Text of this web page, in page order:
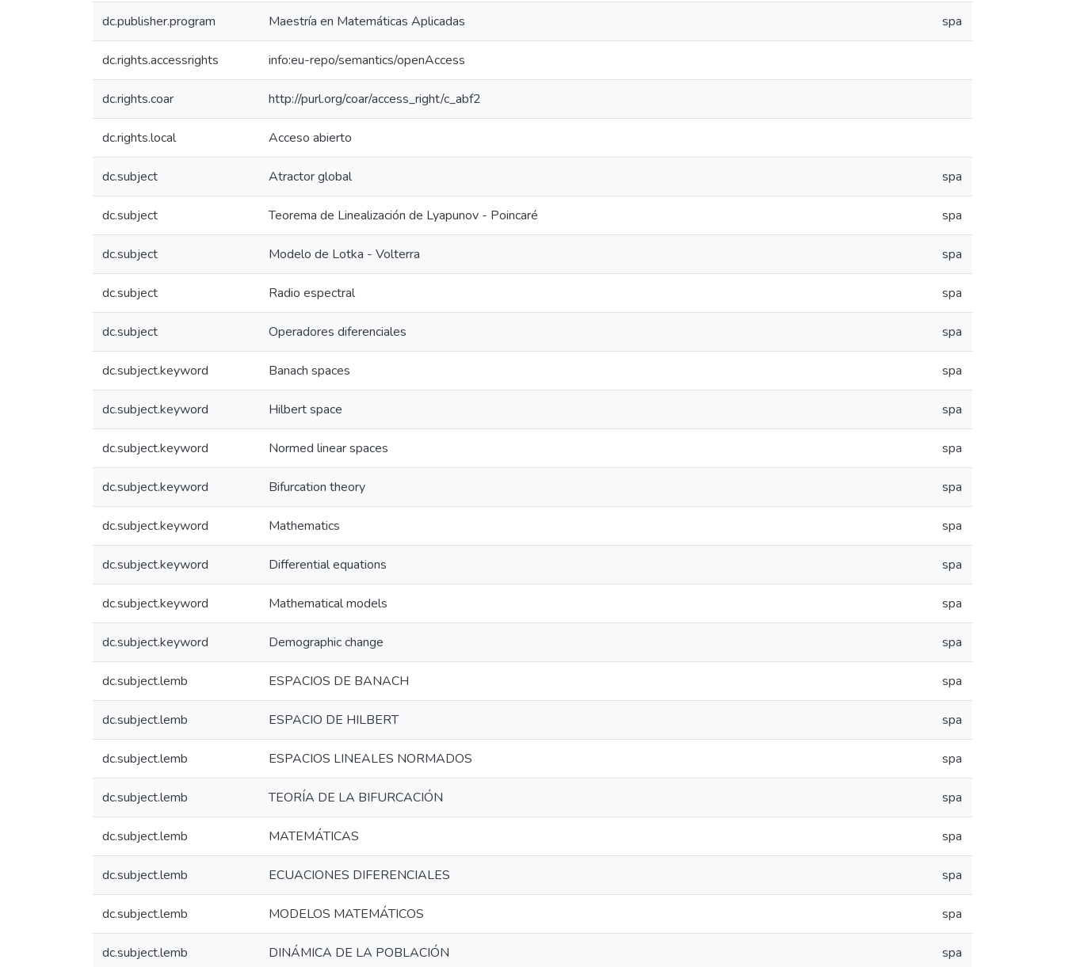
dc.publisher.program Maestría en Matemáticas Aplicadas spa
dc.rights.accessrights info:eu-repo/semantics/openAccess
dc.rights.coar http://purl.org/coar/access_right/c_abf2
dc.rights.local Acceso abierto
dc.subject Atractor global spa
dc.subject Teorema de Linealización de Lyapunov - Poincaré spa
dc.subject Modelo de Lotka - Volterra spa
dc.subject Radio espectral spa
dc.subject Operadores diferenciales spa
dc.subject.keyword Banach spaces spa
dc.subject.keyword Hilbert space spa
dc.subject.keyword Normed linear spaces spa
dc.subject.keyword Bifurcation theory spa
dc.subject.keyword Mathematics spa
dc.subject.keyword Differential equations spa
dc.subject.keyword Mathematical models spa
dc.subject.keyword Demographic change spa
dc.subject.lemb ESPACIOS DE BANACH spa
dc.subject.lemb ESPACIO DE HILBERT spa
dc.subject.lemb ESPACIOS LINEALES NORMADOS spa
dc.subject.lemb TEORÍA DE LA BIFURCACIÓN spa
dc.subject.lemb MATEMÁTICAS spa
dc.subject.lemb ECUACIONES DIFERENCIALES spa
dc.subject.lemb MODELOS MATEMÁTICOS spa
dc.subject.lemb DINÁMICA DE LA POBLACIÓN spa